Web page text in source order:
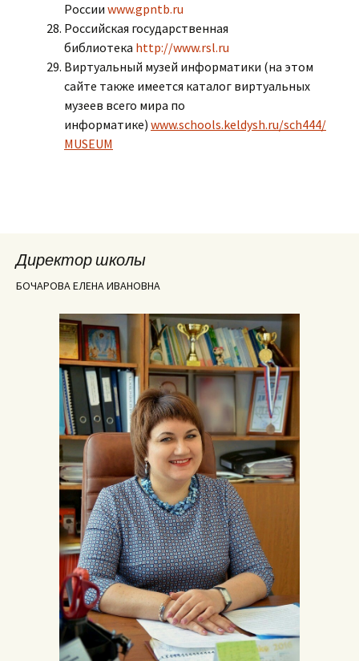
России www.gpntb.ru
Российская государственная
библиотека http://www.rsl.ru
Виртуальный музей информатики (на этом
сайте также имеется каталог виртуальных
музеев всего мира по
информатике) www.schools.keldysh.ru/sch444/
MUSEUM
Директор школы
БОЧАРОВА ЕЛЕНА ИВАНОВНА